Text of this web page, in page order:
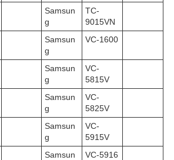
Samsun
g
TC-
9015VN
Samsun
g
VC-1600
Samsun
g
VC-
5815V
Samsun
g
VC-
5825V
Samsun
g
VC-
5915V
Samsun
VC-5916